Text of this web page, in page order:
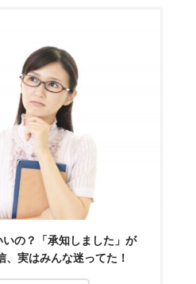
いの？「承知しました」が
実はみんな迷ってた！